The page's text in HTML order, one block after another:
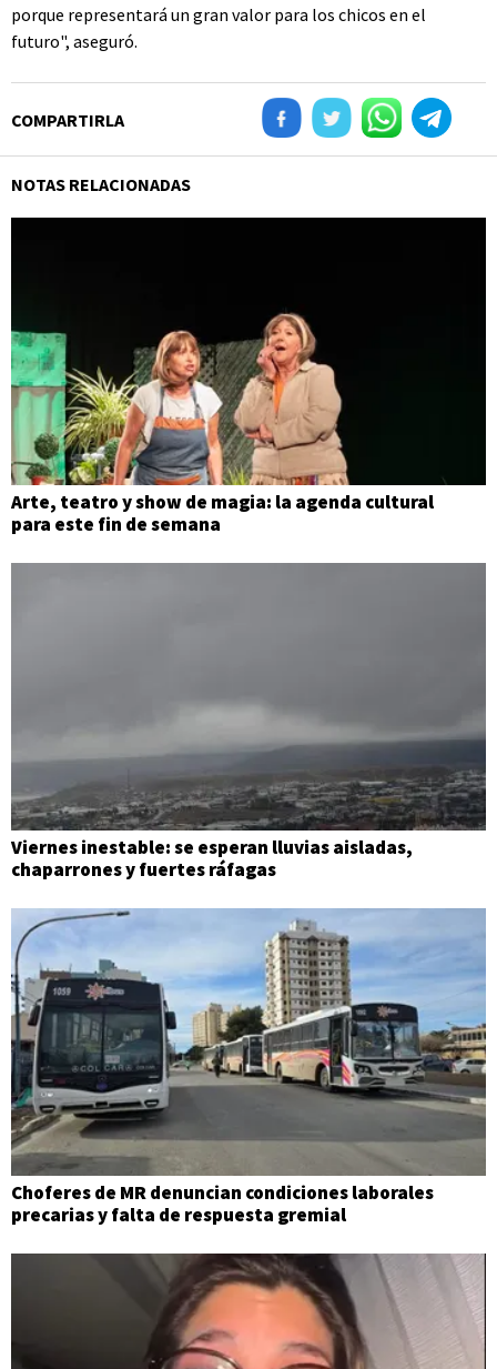
porque representará un gran valor para los chicos en el
futuro", aseguró.
COMPARTIRLA
NOTAS RELACIONADAS
Arte, teatro y show de magia: la agenda cultural
para este fin de semana
Viernes inestable: se esperan lluvias aisladas,
chaparrones y fuertes ráfagas
Choferes de MR denuncian condiciones laborales
precarias y falta de respuesta gremial